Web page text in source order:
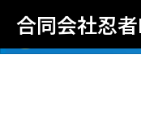
合同会社忍